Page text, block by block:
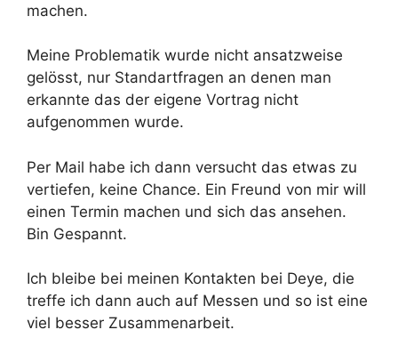
machen.
Meine Problematik wurde nicht ansatzweise
gelösst, nur Standartfragen an denen man
erkannte das der eigene Vortrag nicht
aufgenommen wurde.
Per Mail habe ich dann versucht das etwas zu
vertiefen, keine Chance. Ein Freund von mir will
einen Termin machen und sich das ansehen.
Bin Gespannt.
Ich bleibe bei meinen Kontakten bei Deye, die
treffe ich dann auch auf Messen und so ist eine
viel besser Zusammenarbeit.